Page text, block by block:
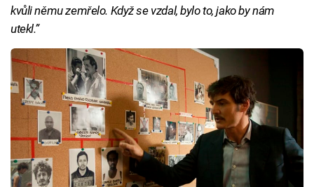
kvůli němu zemřelo. Když se vzdal, bylo to, jako by nám
utekl.”